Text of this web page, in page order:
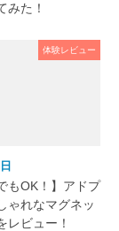
みた！
体験レビュー
もOK！】アドプ
ゃれなマグネッ
レビュー！